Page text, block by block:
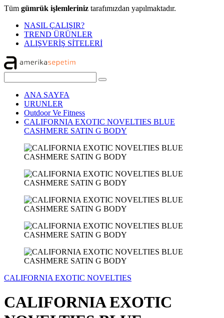
Tüm gümrük işlemleriniz tarafımızdan yapılmaktadır.
NASIL ÇALIŞIR?
TREND ÜRÜNLER
ALIŞVERİŞ SİTELERİ
ANA SAYFA
URUNLER
Outdoor Ve Fitness
CALIFORNIA EXOTIC NOVELTIES BLUE
CASHMERE SATIN G BODY
CALIFORNIA EXOTIC NOVELTIES
CALIFORNIA EXOTIC